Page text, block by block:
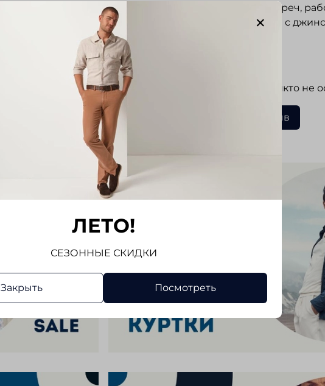
для деловых встреч,
городских луков с
Отзывов еще никто не
Написать отзыв
ЛЕТО!
СЕЗОННЫЕ СКИДКИ
Закрыть Посмотреть